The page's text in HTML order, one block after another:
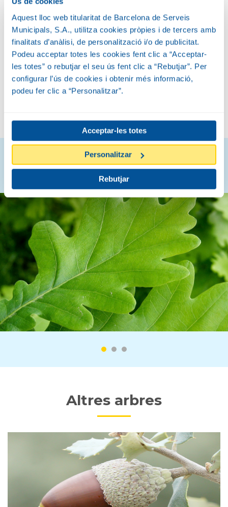
Aquest lloc web titularitat de Barcelona de Serveis
Municipals, S.A., utilitza cookies pròpies i de tercers amb
finalitats d’anàlisi, de personalització i/o de publicitat.
Podeu acceptar totes les cookies fent clic a “Acceptar-
les totes” o rebutjar el seu ús fent clic a “Rebutjar”. Per
configurar l’ús de cookies i obtenir més informació,
podeu fer clic a “Personalitzar”.
Acceptar-les totes
Personalitzar
Rebutjar
8-12 M
FLOR I FRUIT
Descobreix com són
Altres arbres